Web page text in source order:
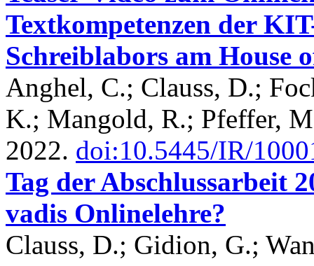
Textkompetenzen der
Schreiblabors am House
Anghel, C.; Clauss, D.;
K.; Mangold, R.; Pfeffer,
2022. doi:10.5445/IR/
Tag der Abschlussarbeit
vadis Onlinelehre?
Clauss, D.; Gidion, G.;